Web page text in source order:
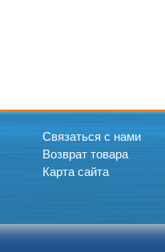
Связаться с нами
Возврат товара
Карта сайта